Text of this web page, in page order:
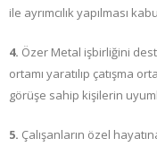
ile ayrımcılık yapılması
4. Özer Metal işbirliğini
ortamı yaratılıp çatışma
görüşe sahip kişilerin
5. Çalışanların özel